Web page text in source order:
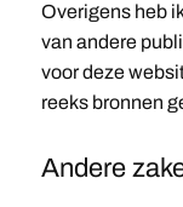
Overigens heb
van andere
voor deze
reeks bronnen
Andere